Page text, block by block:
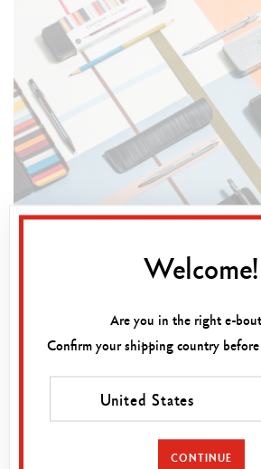
À
Welcome!
Are you in the right e-
Confirm your shipping country
United States
CONTINUE